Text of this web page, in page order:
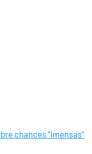
chances “imensas”